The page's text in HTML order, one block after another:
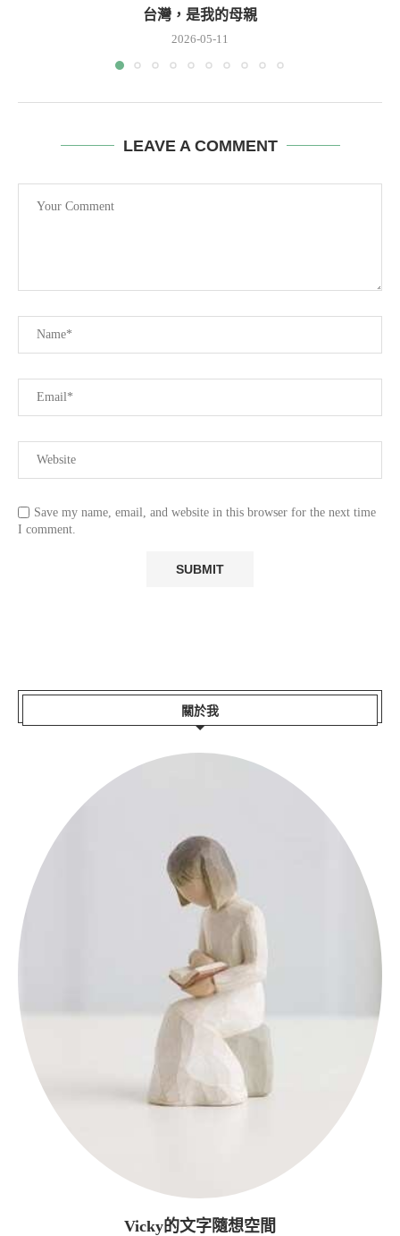
台灣，是我的母親
2026-05-11
LEAVE A COMMENT
Save my name, email, and website in this browser for the next time
I comment.
關於我
Vicky的文字隨想空間